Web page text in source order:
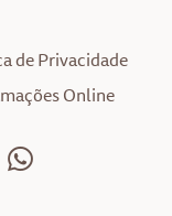
de Privacidade
Online